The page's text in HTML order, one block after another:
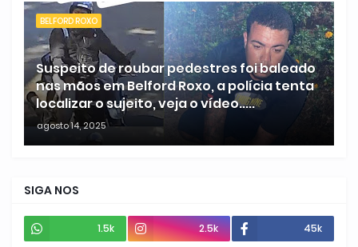
BELFORD ROXO
Suspeito de roubar pedestres foi baleado
nas mãos em Belford Roxo, a polícia tenta
localizar o sujeito, veja o vídeo.....
agosto 14, 2025
SIGA NOS
1.5k 2.5k 45k